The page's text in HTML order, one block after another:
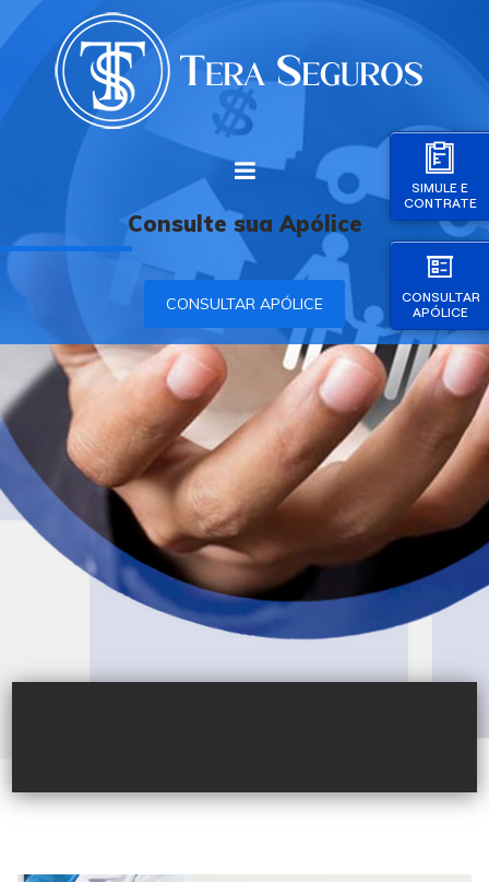
SIMULE E
CONTRATE
CONSULTAR
APÓLICE
Consulte sua Apólice
CONSULTAR APÓLICE